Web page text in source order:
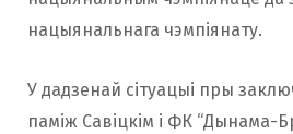
нацыянальнага чэмпіянату.
У дадзенай сітуацыі пры
паміж Савіцкім і ФК “Дынама-